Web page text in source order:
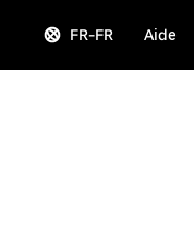
FR-FR Aide